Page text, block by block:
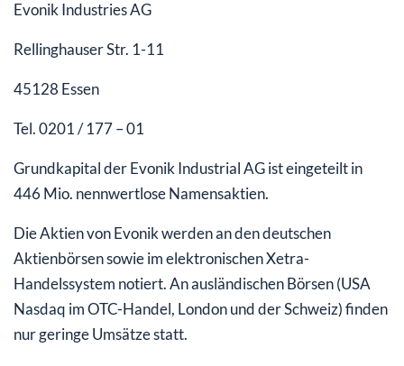
Evonik Industries AG
Rellinghauser Str. 1-11
45128 Essen
Tel. 0201 / 177 – 01
Grundkapital der Evonik Industrial AG ist eingeteilt in
446 Mio. nennwertlose Namensaktien.
Die Aktien von Evonik werden an den deutschen
Aktienbörsen sowie im elektronischen Xetra-
Handelssystem notiert. An ausländischen Börsen (USA
Nasdaq im OTC-Handel, London und der Schweiz) finden
nur geringe Umsätze statt.